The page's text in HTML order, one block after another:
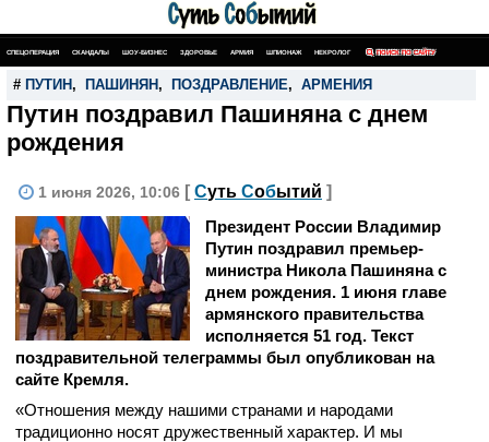
СПЕЦОПЕРАЦИЯ СКАНДАЛЫ ШОУ-БИЗНЕС ЗДОРОВЬЕ АРМИЯ ШПИОНАЖ НЕКРОЛОГ ПОИСК ПО САЙТУ
# ПУТИН , ПАШИНЯН , ПОЗДРАВЛЕНИЕ, АРМЕНИЯ
Путин поздравил Пашиняна с днем
рождения
1 июня 2026, 10:06 [ Суть Событий ]
Президент России Владимир
Путин поздравил премьер-
министра Никола Пашиняна с
днем рождения. 1 июня главе
армянского правительства
исполняется 51 год. Текст
поздравительной телеграммы был опубликован на
сайте Кремля.
«Отношения между нашими странами и народами
традиционно носят дружественный характер. И мы